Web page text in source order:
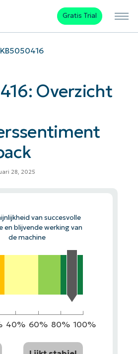
Gratis Trial
KB5050416
Overzicht
28, 2025
van succesvolle
en blijvende werking van
de machine
40% 60% 80% 100%